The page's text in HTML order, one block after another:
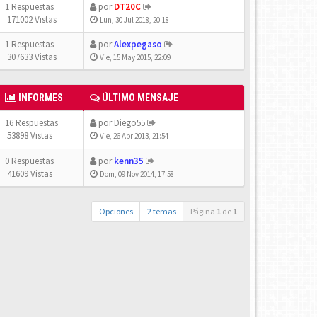
1 Respuestas
171002 Vistas
porDT20C
Lun, 30 Jul 2018, 20:18
1 Respuestas
307633 Vistas
porAlexpegaso
Vie, 15 May 2015, 22:09
INFORMES ÚLTIMO MENSAJE
16 Respuestas
53898 Vistas
porDiego55
Vie, 26 Abr 2013, 21:54
0 Respuestas
41609 Vistas
porkenn35
Dom, 09 Nov 2014, 17:58
Opciones 2 temas Página 1 de 1